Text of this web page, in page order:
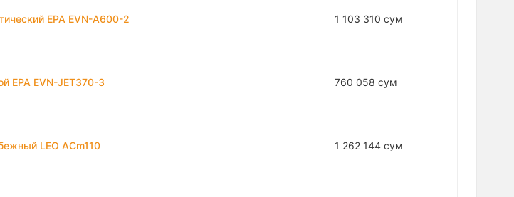
EPA EVN-A600-2 1 103 310 сум
EPA EVN-JET370-3 760 058 сум
LEO ACm110 1 262 144 сум